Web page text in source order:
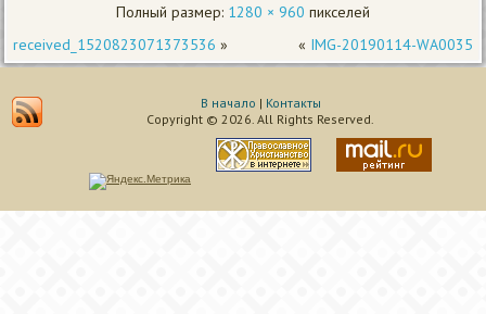
Полный размер: 1280 × 960 пикселей
received_1520823071373536 » « IMG-20190114-WA0035
В начало | Контакты
Copyright © 2026. All Rights Reserved.